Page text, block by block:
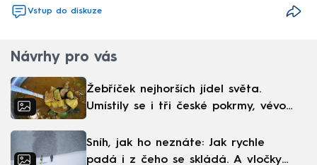
Vstup do diskuze
Návrhy pro vás
Žebříček nejhorších jídel světa.
Umístily se i tři české pokrmy, vévodí
Sníh, jak ho neznáte: Jak rychle
padá i z čeho se skládá. A vločky